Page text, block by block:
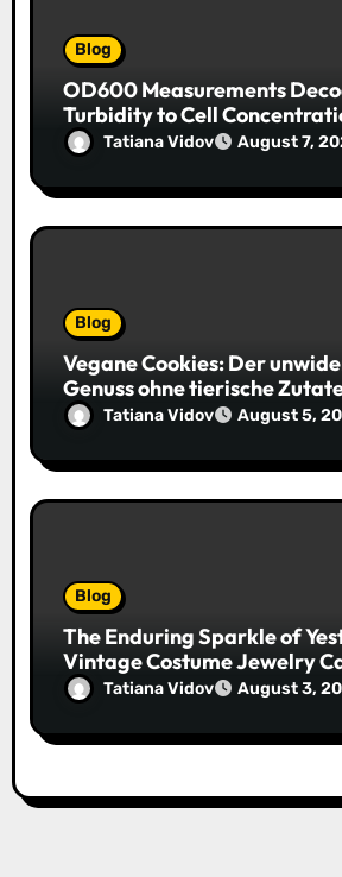
Blog
OD600 Measurements
Turbidity to Cell
Get Every Data Point Right
Tatiana Vidov August 7,
Blog
Vegane Cookies: Der
Genuss ohne tierische
saftig und voller Geschmack
Tatiana Vidov August 5,
Blog
The Enduring Sparkle of
Vintage Costume Jewelry
Collectors and Style Icons
Tatiana Vidov August 3,